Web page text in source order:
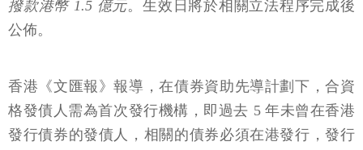
撥款港幣 1.5 億元。生效日將於相關立法程序完成後
公佈。
香港《文匯報》報導，在債券資助先導計劃下，合資
格發債人需為首次發行機構，即過去 5 年未曾在香港
發行債券的發債人，相關的債券必須在港發行，發行